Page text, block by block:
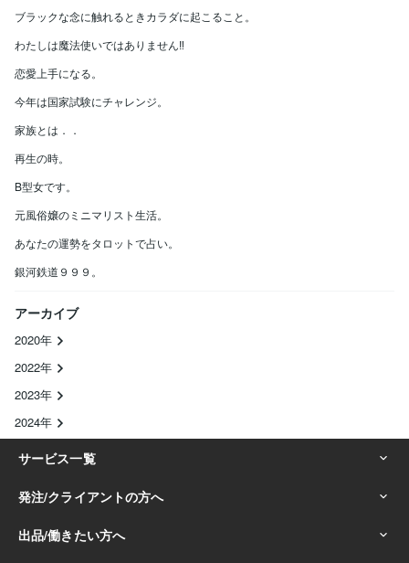
ブラックな念に触れるときカラダに起こること。
わたしは魔法使いではありません‼
恋愛上手になる。
今年は国家試験にチャレンジ。
家族とは．．
再生の時。
B型女です。
元風俗嬢のミニマリスト生活。
あなたの運勢をタロットで占い。
銀河鉄道９９９。
アーカイブ
2020年
2022年
2023年
2024年